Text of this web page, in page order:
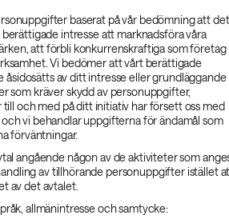
baserat på vår bedömning att det
intresse att marknadsföra våra
att förbli konkurrenskraftiga som företag
Vi bedömer att vårt berättigade
åsidosätts av ditt intresse eller grundläggande
som kräver skydd av personuppgifter,
till och med på ditt initiativ har försett oss med
vi behandlar uppgifterna för ändamål som
förväntningar.
angående någon av de aktiviteter som
av tillhörande personuppgifter istället
av det avtalet.
allmänintresse och samtycke: